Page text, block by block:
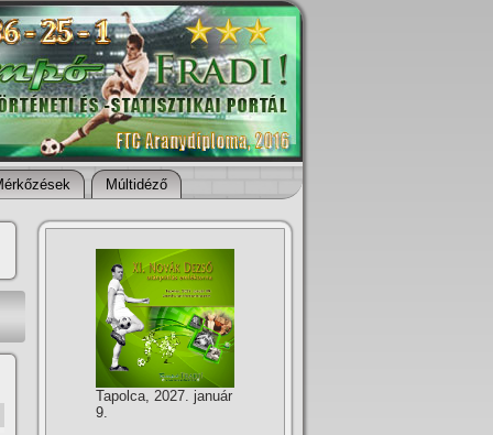
Múltidéző
Tapolca, 2027. január
9.